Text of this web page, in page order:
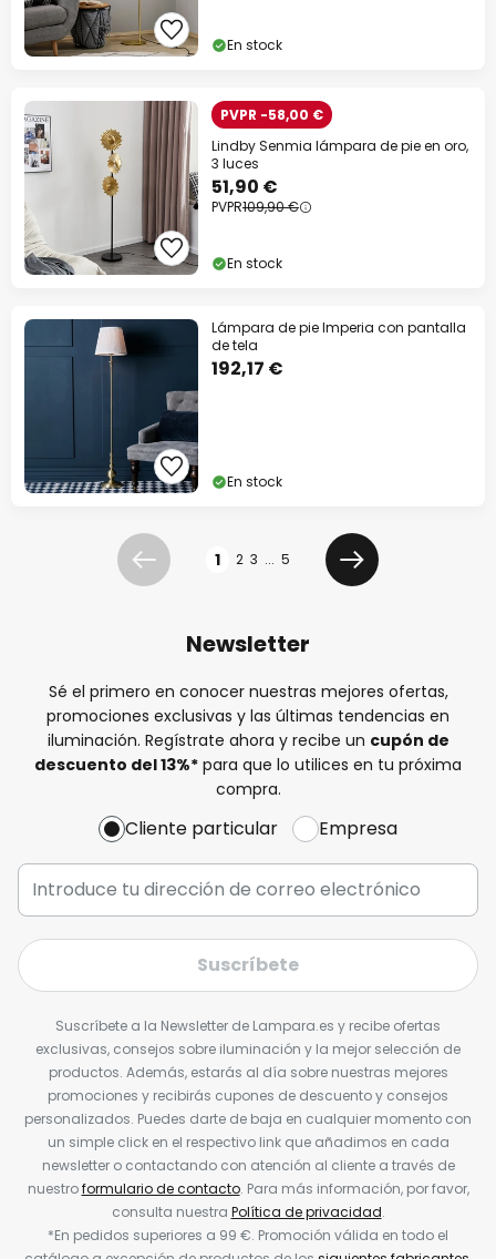
En stock
PVPR -58,00 €
Lindby Senmia lámpara de pie en oro,
3 luces
51,90 €
PVPR109,90 €
En stock
Lámpara de pie Imperia con pantalla
de tela
192,17 €
En stock
Anterior 1 2 3 ... 5
Siguiente
Newsletter
Sé el primero en conocer nuestras mejores ofertas,
promociones exclusivas y las últimas tendencias en
iluminación. Regístrate ahora y recibe un cupón de
descuento del13%* para que lo utilices en tu próxima
compra.
Cliente particular Empresa
Suscríbete
Suscríbete a la Newsletter de Lampara.es y recibe ofertas
exclusivas, consejos sobre iluminación y la mejor selección de
productos. Además, estarás al día sobre nuestras mejores
promociones y recibirás cupones de descuento y consejos
personalizados. Puedes darte de baja en cualquier momento con
un simple click en el respectivo link que añadimos en cada
newsletter o contactando con atención al cliente a través de
nuestroformulario de contacto. Para más información, por favor,
consulta nuestra Política de privacidad.
*En pedidos superiores a 99 €. Promoción válida en todo el